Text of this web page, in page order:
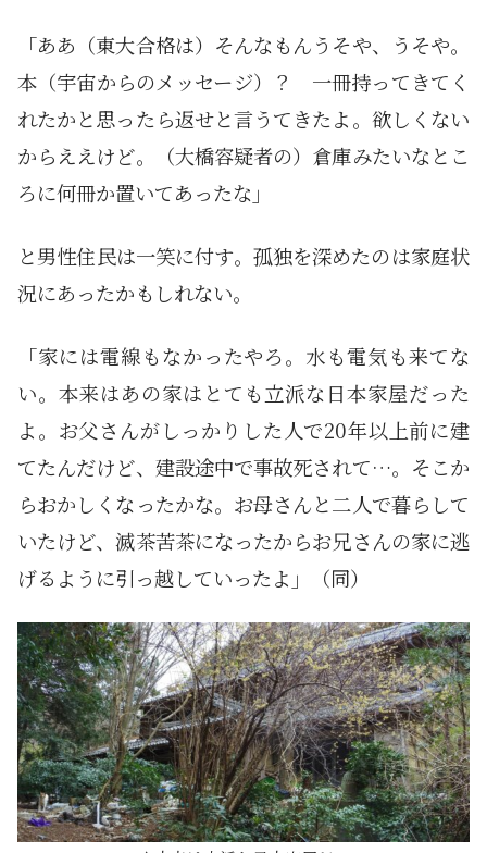
「ああ（東大合格は）そんなもんうそや、うそや。
本（宇宙からのメッセージ）？ 一冊持ってきてく
れたかと思ったら返せと言うてきたよ。欲しくない
からええけど。（大橋容疑者の）倉庫みたいなとこ
ろに何冊か置いてあったな」
と男性住民は一笑に付す。孤独を深めたのは家庭状
況にあったかもしれない。
「家には電線もなかったやろ。水も電気も来てな
い。本来はあの家はとても立派な日本家屋だった
よ。お父さんがしっかりした人で20年以上前に建
てたんだけど、建設途中で事故死されて…。そこか
らおかしくなったかな。お母さんと二人で暮らして
いたけど、滅茶苦茶になったからお兄さんの家に逃
げるように引っ越していったよ」（同）